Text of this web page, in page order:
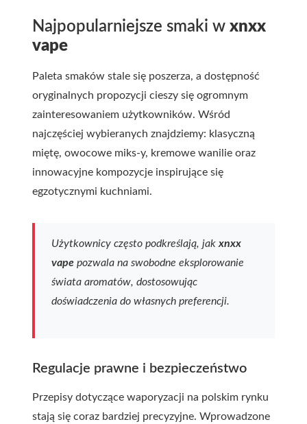
Najpopularniejsze smaki w xnxx
vape
Paleta smaków stale się poszerza, a dostępność
oryginalnych propozycji cieszy się ogromnym
zainteresowaniem użytkowników. Wśród
najczęściej wybieranych znajdziemy: klasyczną
miętę, owocowe miks-y, kremowe wanilie oraz
innowacyjne kompozycje inspirujące się
egzotycznymi kuchniami.
Użytkownicy często podkreślają, jak xnxx
vape pozwala na swobodne eksplorowanie
świata aromatów, dostosowując
doświadczenia do własnych preferencji.
Regulacje prawne i bezpieczeństwo
Przepisy dotyczące waporyzacji na polskim rynku
stają się coraz bardziej precyzyjne. Wprowadzone